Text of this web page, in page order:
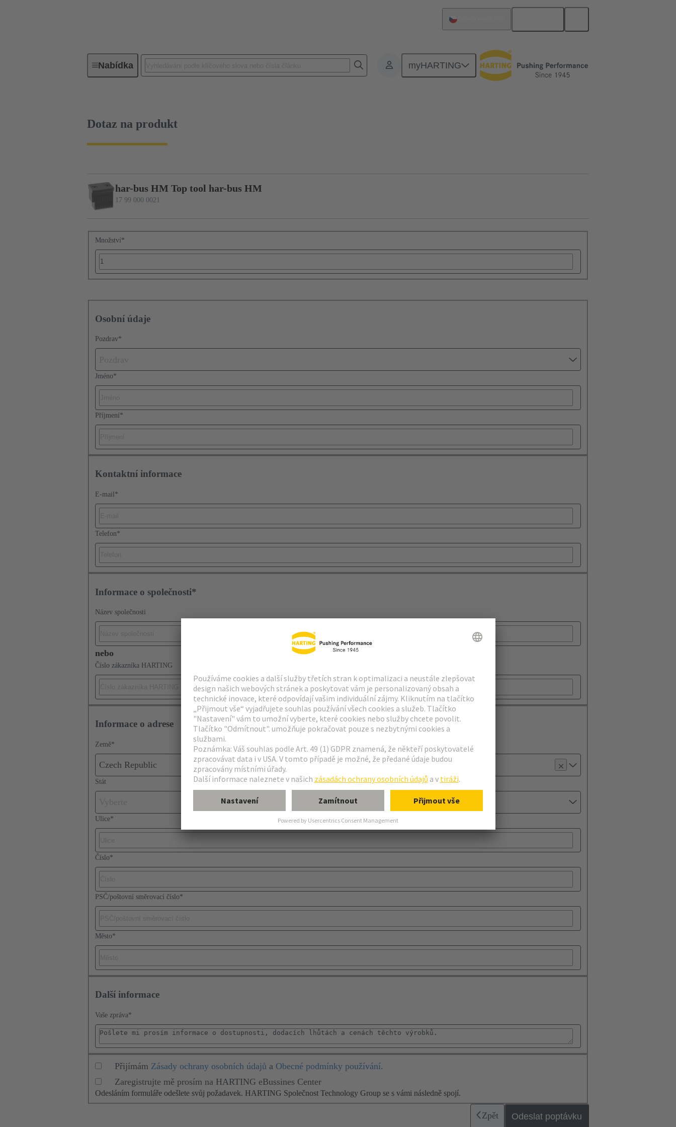
Nabídka myHARTING
Nástroje 17 99 000 0021 Dotaz na produkt
Dotaz na produkt
har-bus HM Top tool har-bus HM
17 99 000 0021
Množství*
Osobní údaje
Pozdrav*
Jméno*
Příjmení*
Kontaktní informace
E-mail *
Telefon*
Informace o společnosti*
Název společnosti
nebo
Číslo zákazníka HARTING
Informace o adrese
Země*
Czech Republic
Stát
Ulice*
Číslo*
PSČ/poštovní směrovací číslo*
Město*
Další informace
Vaše zpráva*
Přijímám Zásady ochrany osobních údajů a Obecné podmínky používání.
Zaregistrujte mě prosím na HARTING eBussines Center
Odesláním formuláře odešlete svůj požadavek. HARTING Společnost Technology Group se s vámi následně spojí.
Zpět Odeslat poptávku